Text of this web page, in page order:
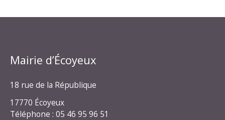
Mairie d’Écoyeux
18 rue de la République
17770 Écoyeux
Téléphone : 05 46 95 96 51